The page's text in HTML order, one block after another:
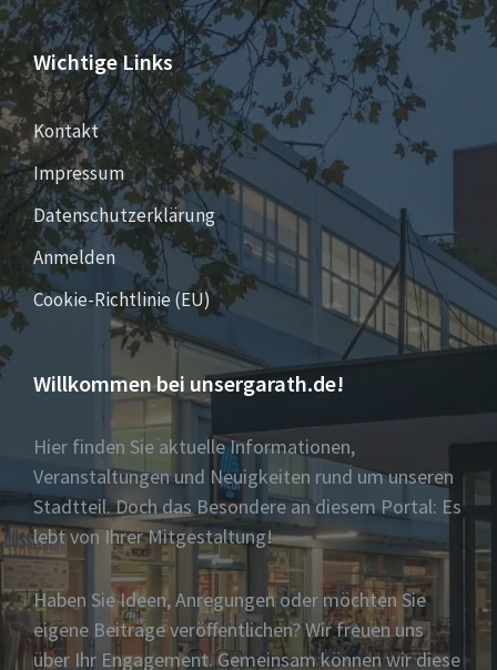
Wichtige Links
Kontakt
Impressum
Datenschutzerklärung
Anmelden
Cookie-Richtlinie (EU)
Willkommen bei unsergarath.de!
Hier finden Sie aktuelle Informationen,
Veranstaltungen und Neuigkeiten rund um unseren
Stadtteil. Doch das Besondere an diesem Portal: Es
lebt von Ihrer Mitgestaltung!
Haben Sie Ideen, Anregungen oder möchten Sie
eigene Beiträge veröffentlichen? Wir freuen uns
über Ihr Engagement. Gemeinsam können wir diese